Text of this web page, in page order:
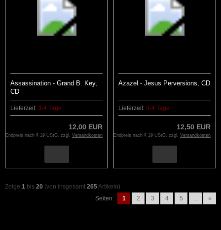
Assassination - Grand B. Key,
CD
Lieferzeit: 3-4 Tage
12,00 EUR
Endpreis nach § 19 UStG. zzgl. Versandkosten
Azazel - Jesus Perversions, CD
Lieferzeit: 3-4 Tage
12,50 EUR
Endpreis nach § 19 UStG. zzgl. Versandkosten
Zeige 1 bis 20 (von insgesamt 265Artikeln)
Seiten:
1 2 3 4 5 »